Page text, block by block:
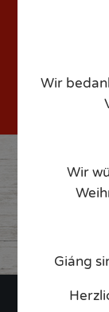
Wir
Wir
Giáng